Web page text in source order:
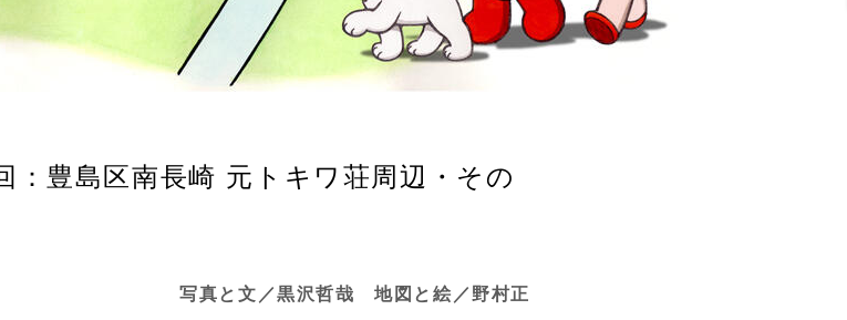
豊島区南長崎 元トキワ荘周辺・その
写真と文／黒沢哲哉 地図と絵／野村正